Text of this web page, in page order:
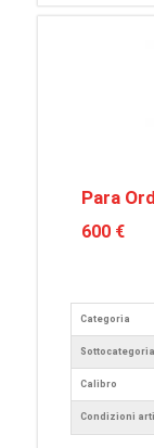
Para
600 €
Categoria
Sottocategoria
Calibro
Condizioni